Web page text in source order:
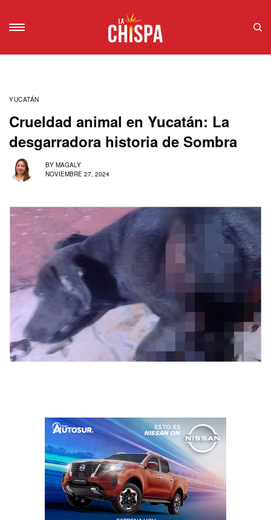
YUCATÁN
Crueldad animal en Yucatán: La
desgarradora historia de Sombra
BY MAGALY
NOVIEMBRE 27, 2024